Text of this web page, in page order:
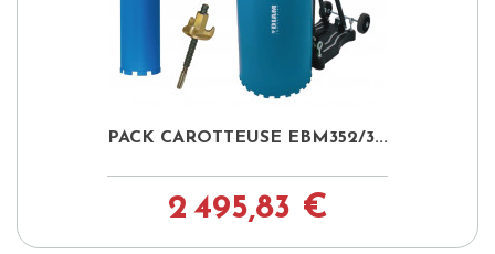
PACK CAROTTEUSE EBM352/3...
2 495,83 €